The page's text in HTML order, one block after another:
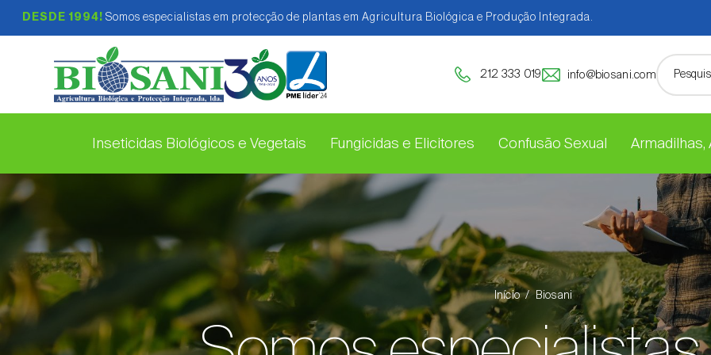
DESDE 1994! Somos especialistas em protecção de plantas em Agricultura Biológica e Produção Integrada.
212 333 019 info@biosani.com
Inseticidas Biológicos e Vegetais Fungicidas e Elicitores Confusão Sexual
Início Biosani